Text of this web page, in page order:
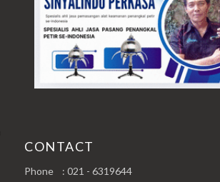
CONTACT
Phone : 021 - 6319644